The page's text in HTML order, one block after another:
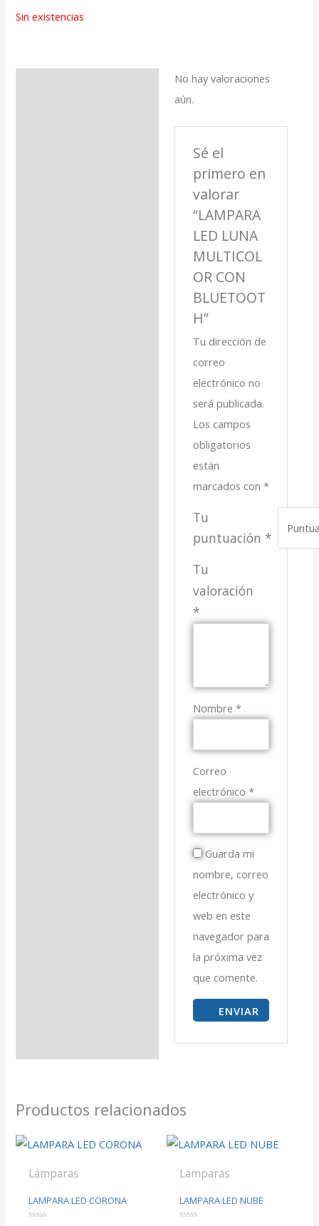
Sin existencias
No hay valoraciones
aún.
Sé el
primero en
valorar
“LAMPARA
LED LUNA
MULTICOL
OR CON
BLUETOOT
H”
Tu dirección de
correo
electrónico no
será publicada.
Los campos
obligatorios
están
marcados con *
Tu
puntuación *
Tu
valoración
*
Nombre *
Correo
electrónico *
Guarda mi
nombre, correo
electrónico y
web en este
navegador para
la próxima vez
que comente.
Productos relacionados
Lámparas
LAMPARA LED CORONA
Lámparas
LAMPARA LED NUBE